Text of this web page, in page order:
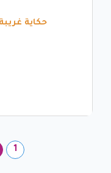
حكاية
1